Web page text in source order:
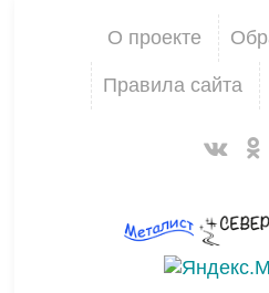
О проекте
Правила сайта